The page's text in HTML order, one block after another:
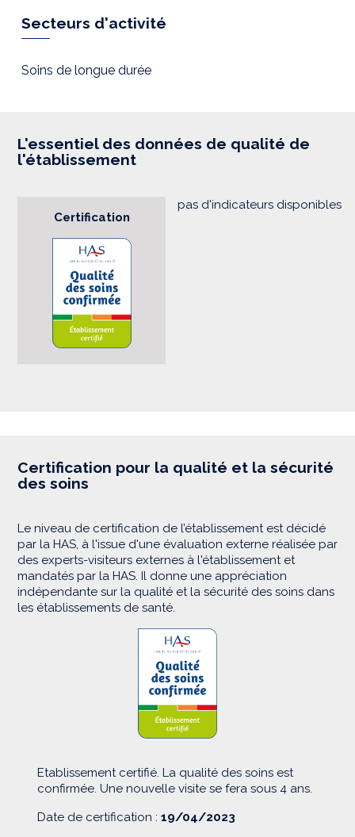
e
s
i
o
Secteurs d'activité
Soins de longue durée
L'essentiel des données de qualité de
l'établissement
Certification
pas d'indicateurs disponibles
Certification pour la qualité et la sécurité
des soins
Le niveau de certification de l’établissement est décidé
par la HAS, à l'issue d'une évaluation externe réalisée par
des experts-visiteurs externes à l'établissement et
mandatés par la HAS. Il donne une appréciation
indépendante sur la qualité et la sécurité des soins dans
les établissements de santé.
Etablissement certifié. La qualité des soins est
confirmée. Une nouvelle visite se fera sous 4 ans.
Date de certification : 19/04/2023